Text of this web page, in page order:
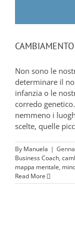
Non sono le
determinare il
infanzia o le
corredo
nemmeno i
scelte, quelle
By Manuela |
Business Coach,
mappa mentale,
Read More